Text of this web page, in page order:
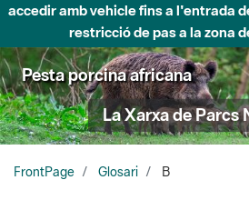
accedir amb vehicle fins a l'entrada
restricció de pas a la zona
Pesta porcina africana
La Xarxa de Parcs
FrontPage Glosari B